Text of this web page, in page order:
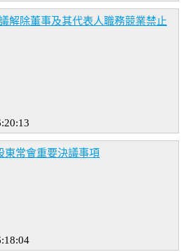
解除董事及其代表人職務競業禁止
東常會重要決議事項